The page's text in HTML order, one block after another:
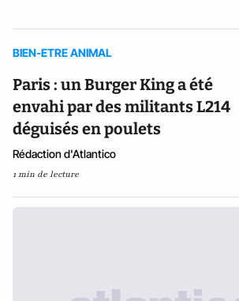
BIEN-ETRE ANIMAL
Paris : un Burger King a été
envahi par des militants L214
déguisés en poulets
Rédaction d'Atlantico
1 min de lecture